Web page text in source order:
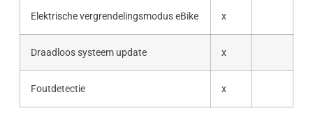
Elektrische vergrendelingsmodus eBike x
Draadloos systeem update x
Foutdetectie x